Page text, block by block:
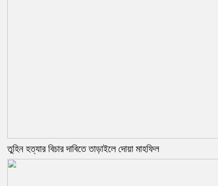
তুহিন হত্যার বিচার দাবিতে তাড়াইলে দোয়া মাহফিল